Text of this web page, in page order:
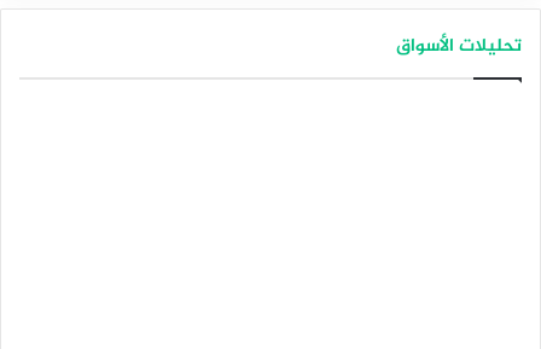
تحليلات الأسواق